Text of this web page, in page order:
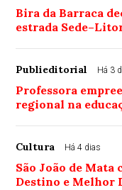
Bira da Barraca
estrada
Publieditorial Há 3
Professora
regional na
Cultura Há 4 dias
São João de
Destino e Melhor